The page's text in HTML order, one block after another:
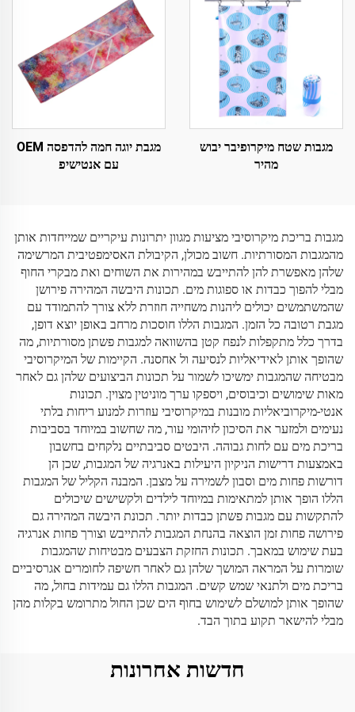
מגבות שטח מיקרופיבר יבוש
מהיר
מגבת יוגה חמה להדפסה OEM
עם אנטישיפ
מגבות בריכת מיקרוסיבי מציעות מגוון יתרונות עיקריים שמייחדות אותן
מהמגבות המסורתיות. חשוב מכולן, הקיבולת האסימפטיבית המרשימה
שלהן מאפשרת להן להתייבש במהירות את השוחים ואת מבקרי החוף
מבלי להפוך כבדות או ספוגות מים. תכונות היבשה המהירה פירושן
שהמשתמשים יכולים ליהנות משחייה חוזרת ללא צורך להתמודד עם
מגבת רטובה כל הזמן. המגבות הללו חוסכות מרחב באופן יוצא דופן,
בדרך כלל מתקפלות לנפח קטן בהשוואה למגבות פשתן מסורתיות, מה
שהופך אותן לאידיאליות לנסיעה ול אחסנה. הקיימות של המיקרוסיבי
מבטיחה שהמגבות ימשיכו לשמור על תכונות הביצועים שלהן גם לאחר
מאות שימושים וכיבוסים, ויספקו ערך מוניטין מצוין. תכונות
אנטי-מיקרוביאליות מובנות במיקרוסיבי עוזרות למנוע ריחות בלתי
נעימים ולמזער את הסיכון לזיהומי עור, מה שחשוב במיוחד בסביבות
בריכת מים עם לחות גבוהה. היבטים סביבתיים נלקחים בחשבון
באמצעות דרישות הניקיון היעילות באנרגיה של המגבות, שכן הן
דורשות פחות מים וסבון לשמירה על מצבן. המבנה הקליל של המגבות
הללו הופך אותן למתאימות במיוחד לילדים ולקשישים שיכולים
להתקשות עם מגבות פשתן כבדות יותר. תכונת היבשה המהירה גם
פירושה פחות זמן הוצאה בהנחת המגבות להתייבש וצורך פחות אנרגיה
בעת שימוש במאבך. תכונות החזקת הצבעים מבטיחות שהמגבות
שומרות על המראה המושך שלהן גם לאחר חשיפה לחומרים אגרסיביים
בריכת מים ולתנאי שמש קשים. המגבות הללו גם עמידות בחול, מה
שהופך אותן למושלם לשימוש בחוף הים שכן החול מתרומש בקלות מהן
מבלי להישאר תקוע בתוך הבד.
חדשות אחרונות